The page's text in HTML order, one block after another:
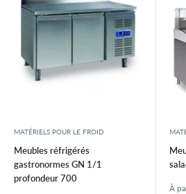
MATÉRIELS POUR LE FROID
Meubles réfrigérés
gastronormes GN 1/1
profondeur 700
À